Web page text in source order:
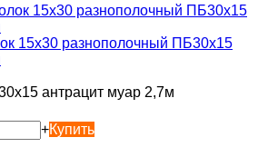
15х30 разнополочный ПБ30х15
антрацит муар 2,7м
+Купить